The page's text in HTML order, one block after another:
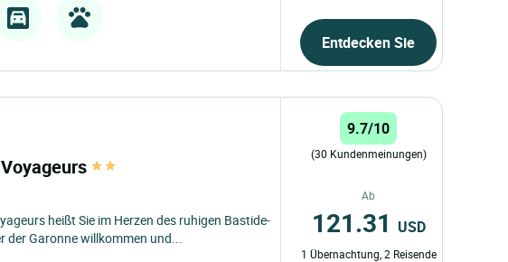
Entdecken Sie
heißt Sie im Herzen des ruhigen Bastide-
der Garonne willkommen und...
9.7/10
(30 Kundenmeinungen)
Ab
121.31 USD
1 Übernachtung, 2 Reisende